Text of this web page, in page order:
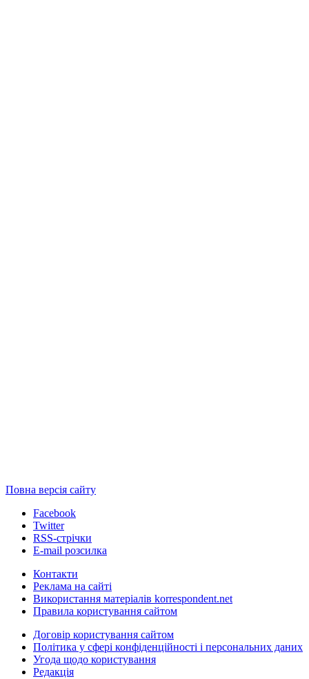
Повна версія сайту
Facebook
Twitter
RSS-стрічки
E-mail розсилка
Контакти
Реклама на сайті
Використання матеріалів korrespondent.net
Правила користування сайтом
Договір користування сайтом
Політика у сфері конфіденційності і персональних даних
Угода щодо користування
Редакція